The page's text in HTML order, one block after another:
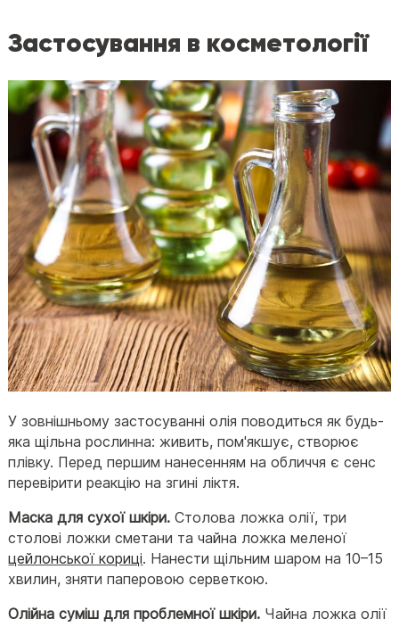
Застосування в косметології
У зовнішньому застосуванні олія поводиться як будь-
яка щільна рослинна: живить, пом'якшує, створює
плівку. Перед першим нанесенням на обличчя є сенс
перевірити реакцію на згині ліктя.
Маска для сухої шкіри. Столова ложка олії, три
столові ложки сметани та чайна ложка меленої
цейлонської кориці. Нанести щільним шаром на 10–15
хвилин, зняти паперовою серветкою.
Олійна суміш для проблемної шкіри. Чайна ложка олії